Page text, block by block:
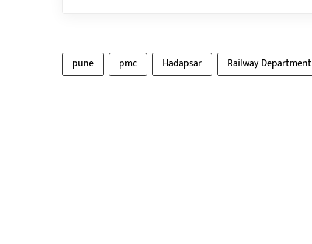
pune pmc Hadapsar Railway Department